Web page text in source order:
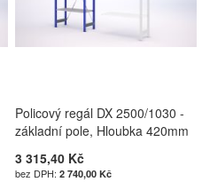
Policový regál DX 2500/1030 -
základní pole, Hloubka 420mm
3 315,40 Kč
2 740,00 Kč